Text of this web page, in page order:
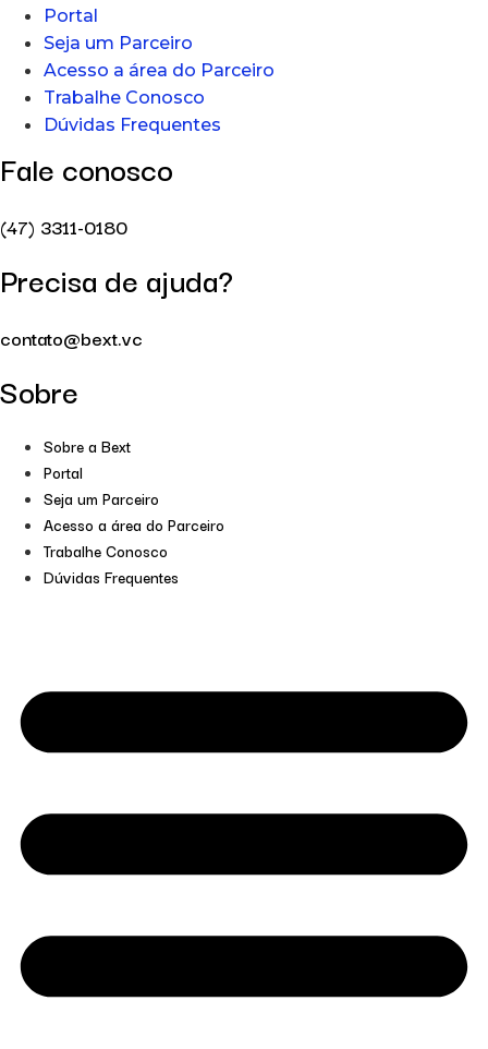
Portal
Seja um Parceiro
Acesso a área do Parceiro
Trabalhe Conosco
Dúvidas Frequentes
Fale conosco
(47) 3311-0180
Precisa de ajuda?
contato@bext.vc
Sobre
Sobre a Bext
Portal
Seja um Parceiro
Acesso a área do Parceiro
Trabalhe Conosco
Dúvidas Frequentes